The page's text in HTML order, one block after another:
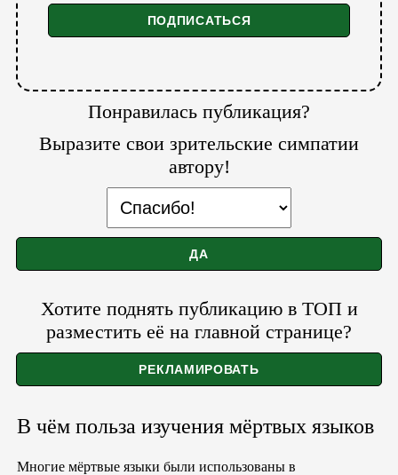
Понравилась публикация?
Выразите свои зрительские симпатии
автору!
Хотите поднять публикацию в ТОП и
разместить её на главной странице?
В чём польза изучения мёртвых языков
Многие мёртвые языки были использованы в